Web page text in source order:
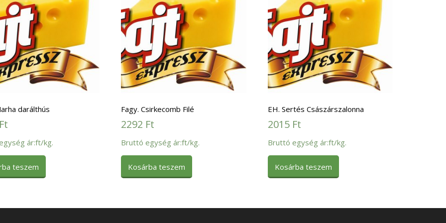
darálthús
ár:ft/kg.
teszem
Fagy. Csirkecomb Filé
2292 Ft
Bruttó egység ár:ft/kg.
Kosárba teszem
EH. Sertés Császárszalonna
2015 Ft
Bruttó egység ár:ft/kg.
Kosárba teszem